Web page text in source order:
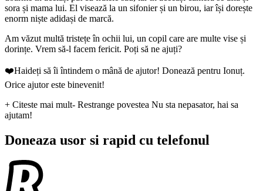
sora și mama lui. El visează la un sifonier și un birou, iar își dorește
enorm niște adidași de marcă.
Am văzut multă tristețe în ochii lui, un copil care are multe vise și
dorințe. Vrem să-l facem fericit. Poți să ne ajuți?
❤️Haideți să îi întindem o mână de ajutor! Donează pentru Ionuț.
Orice ajutor este binevenit!
+ Citeste mai mult- Restrange povestea Nu sta nepasator, hai sa
ajutam!
Doneaza usor si rapid cu telefonul